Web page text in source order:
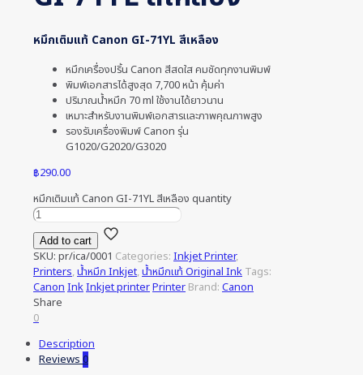
หมึกเติมแท้ Canon GI-71YL สีเหลือง
หมึกเครื่องปริ้น Canon สีสดใส คมชัดทุกงานพิมพ์
พิมพ์เอกสารได้สูงสุด 7,700 หน้า คุ้มค่า
ปริมาณน้ำหมึก 70 ml ใช้งานได้ยาวนาน
เหมาะสำหรับงานพิมพ์เอกสารและภาพคุณภาพสูง
รองรับเครื่องพิมพ์ Canon รุ่น
G1020/G2020/G3020
฿290.00
หมึกเติมแท้ Canon GI-71YL สีเหลือง quantity
Add to cart
SKU: pr/ica/0001 Categories: Inkjet Printer,
Printers,น้ำหมึก Inkjet,น้ำหมึกแท้ Original Ink Tags:
CanonInkInkjet printerPrinter Brand: Canon
Share
0
Description
Reviews0